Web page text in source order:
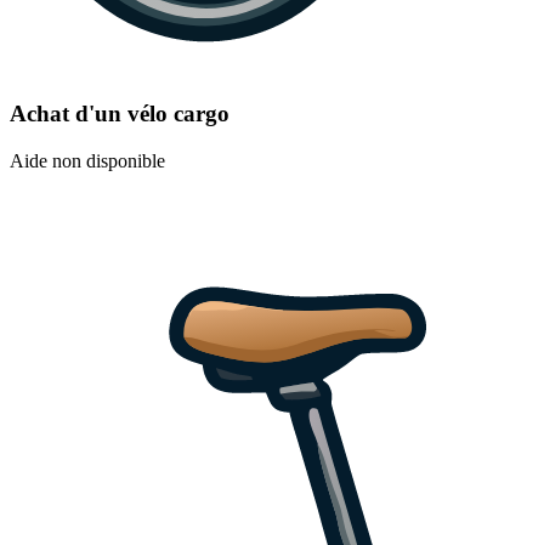
Achat d'un vélo cargo
Aide non disponible